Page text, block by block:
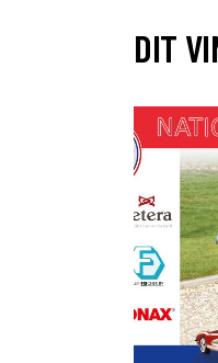
DIT